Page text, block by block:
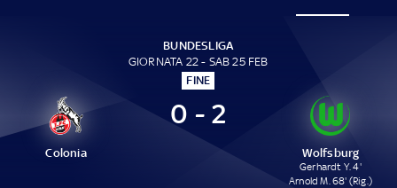
BUNDESLIGA
GIORNATA 22 - SAB 25 FEB
FINE
Colonia
0 - 2
Wolfsburg
Gerhardt Y. 4'
Arnold M. 68' (Rig.)